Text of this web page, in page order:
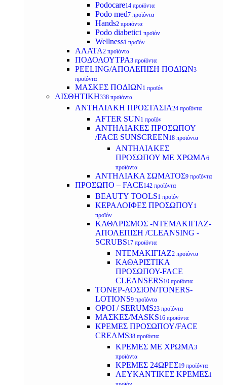
Podocare14 προϊόντα
Podo med7 προϊόντα
Hands2 προϊόντα
Podo diabetic1 προϊόν
Wellness1 προϊόν
ΑΛΑΤΑ2 προϊόντα
ΠΟΔΟΛΟΥΤΡΑ3 προϊόντα
PEELING/ΑΠΟΛΕΠΙΣΗ ΠΟΔΙΩΝ3
προϊόντα
ΜΑΣΚΕΣ ΠΟΔΙΩΝ1 προϊόν
ΑΙΣΘΗΤΙΚΗ338 προϊόντα
ΑΝΤΗΛΙΑΚΗ ΠΡΟΣΤΑΣΙΑ24 προϊόντα
AFTER SUN1 προϊόν
ΑΝΤΗΛΙΑΚΕΣ ΠΡΟΣΩΠΟΥ
/FACE SUNSCREEN18 προϊόντα
ΑΝΤΗΛΙΑΚΕΣ
ΠΡΟΣΩΠΟΥ ΜΕ ΧΡΩΜΑ6
προϊόντα
ΑΝΤΗΛΙΑΚΑ ΣΩΜΑΤΟΣ9 προϊόντα
ΠΡΟΣΩΠΟ – FACE142 προϊόντα
BEAUTY TOOLS1 προϊόν
ΚΕΡΑΛΟΙΦΕΣ ΠΡΟΣΩΠΟΥ1
προϊόν
ΚΑΘΑΡΙΣΜΟΣ -ΝΤΕΜΑΚΙΓΙΑΖ-
ΑΠΟΛΕΠΙΣΗ /CLEANSING -
SCRUBS17 προϊόντα
ΝΤΕΜΑΚΙΓΙΑΖ2 προϊόντα
ΚΑΘΑΡΙΣΤΙΚΑ
ΠΡΟΣΩΠΟΥ-FACE
CLEANSERS10 προϊόντα
ΤΟΝΕΡ-ΛΟΣΙΟΝ/TONERS-
LOTIONS9 προϊόντα
ΟΡΟΙ / SERUMS23 προϊόντα
ΜΑΣΚΕΣ/MASKS16 προϊόντα
ΚΡΕΜΕΣ ΠΡΟΣΩΠΟΥ/FACE
CREAMS38 προϊόντα
ΚΡΕΜΕΣ ΜΕ ΧΡΩΜΑ3
προϊόντα
ΚΡΕΜΕΣ 24ΩΡΕΣ19 προϊόντα
ΛΕΥΚΑΝΤΙΚΕΣ ΚΡΕΜΕΣ1